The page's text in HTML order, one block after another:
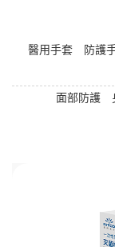
醫用手套 防護
面部防護